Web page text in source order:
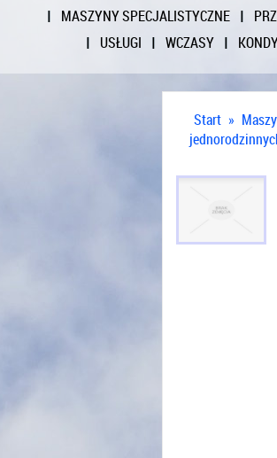
MASZYNY SPECJALISTYCZNE
USŁUGI
WCZASY
Start »